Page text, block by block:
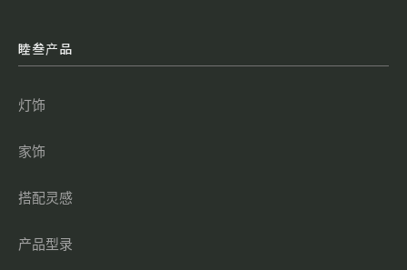
睦叁产品
灯饰
家饰
搭配灵感
产品型录